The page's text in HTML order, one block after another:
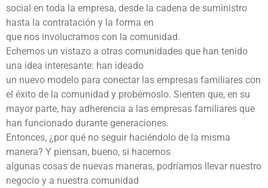
social en toda la empresa, desde la cadena de suministro
hasta la contratación y la forma en
que nos involucramos con la comunidad.
Echemos un vistazo a otras comunidades que han tenido
una idea interesante: han ideado
un nuevo modelo para conectar las empresas familiares con
el éxito de la comunidad y probémoslo. Sienten que, en su
mayor parte, hay adherencia a las empresas familiares que
han funcionado durante generaciones.
Entonces, ¿por qué no seguir haciéndolo de la misma
manera? Y piensan, bueno, si hacemos
algunas cosas de nuevas maneras, podríamos llevar nuestro
negocio y a nuestra comunidad